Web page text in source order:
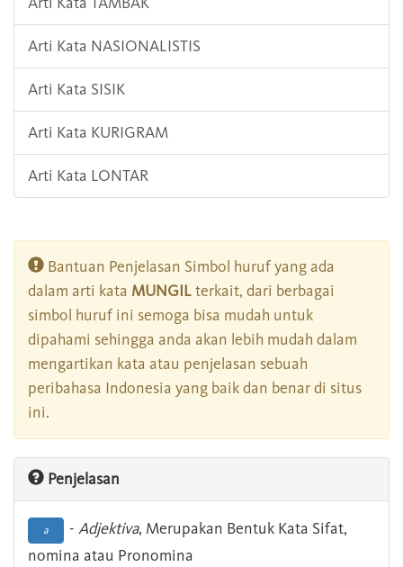
Arti Kata NASIONALISTIS
Arti Kata SISIK
Arti Kata KURIGRAM
Arti Kata LONTAR
Bantuan Penjelasan Simbol huruf yang ada
dalam arti kata MUNGILterkait, dari berbagai
simbol huruf ini semoga bisa mudah untuk
dipahami sehingga anda akan lebih mudah dalam
mengartikan kata atau penjelasan sebuah
peribahasa Indonesia yang baik dan benar di situs
ini.
Penjelasan
a - Adjektiva, Merupakan Bentuk Kata Sifat,
nomina atau Pronomina